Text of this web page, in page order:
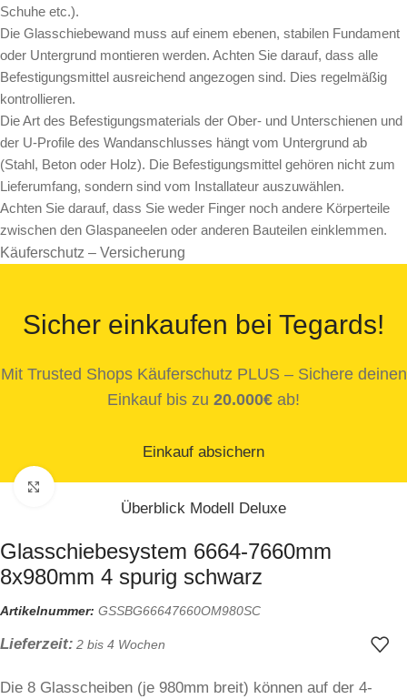
Zum Vergrößern klicken
Schuhe etc.).
Die Glasschiebewand muss auf einem ebenen, stabilen Fundament
oder Untergrund montieren werden. Achten Sie darauf, dass alle
Befestigungsmittel ausreichend angezogen sind. Dies regelmäßig
kontrollieren.
Die Art des Befestigungsmaterials der Ober- und Unterschienen und
der U-Profile des Wandanschlusses hängt vom Untergrund ab
(Stahl, Beton oder Holz). Die Befestigungsmittel gehören nicht zum
Lieferumfang, sondern sind vom Installateur auszuwählen.
Achten Sie darauf, dass Sie weder Finger noch andere Körperteile
zwischen den Glaspaneelen oder anderen Bauteilen einklemmen.
Käuferschutz – Versicherung
Sicher einkaufen bei Tegards!
Mit Trusted Shops Käuferschutz PLUS – Sichere deinen
Einkauf bis zu 20.000€ ab!
Einkauf absichern
Überblick Modell Deluxe
Glasschiebesystem 6664-7660mm
8x980mm 4 spurig schwarz
Artikelnummer: GSSBG66647660OM980SC
Lieferzeit: 2 bis 4 Wochen
Die 8 Glasscheiben (je 980mm breit) können auf der 4-